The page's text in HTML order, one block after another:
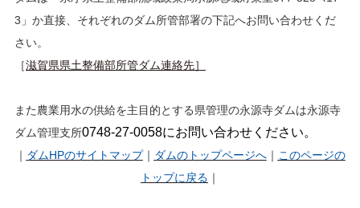
3」か直接、それぞれのダム所管部署の下記へお問い合わせくだ
さい。
［滋賀県県土整備部所管ダム連絡先］
また農業用水の供給を主目的とする県管理の永源寺ダムは永源寺
ダム管理支所0748-27-0058にお問い合わせください。
｜ ダムHPのサイトマップ｜ ダムのトップページへ｜ このページの
トップに戻る ｜